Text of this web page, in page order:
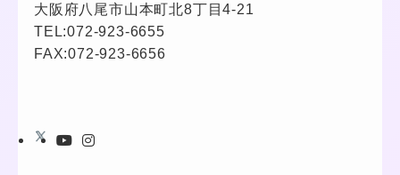
大阪府八尾市山本町北8丁目4-21
TEL:072-923-6655
FAX:072-923-6656